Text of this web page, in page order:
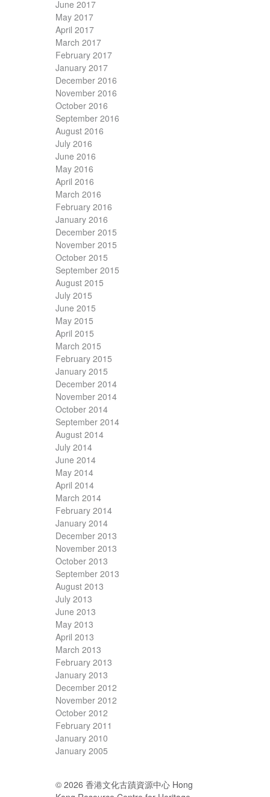
June 2017
May 2017
April 2017
March 2017
February 2017
January 2017
December 2016
November 2016
October 2016
September 2016
August 2016
July 2016
June 2016
May 2016
April 2016
March 2016
February 2016
January 2016
December 2015
November 2015
October 2015
September 2015
August 2015
July 2015
June 2015
May 2015
April 2015
March 2015
February 2015
January 2015
December 2014
November 2014
October 2014
September 2014
August 2014
July 2014
June 2014
May 2014
April 2014
March 2014
February 2014
January 2014
December 2013
November 2013
October 2013
September 2013
August 2013
July 2013
June 2013
May 2013
April 2013
March 2013
February 2013
January 2013
December 2012
November 2012
October 2012
February 2011
January 2010
January 2005
© 2026 香港文化古蹟資源中心 Hong